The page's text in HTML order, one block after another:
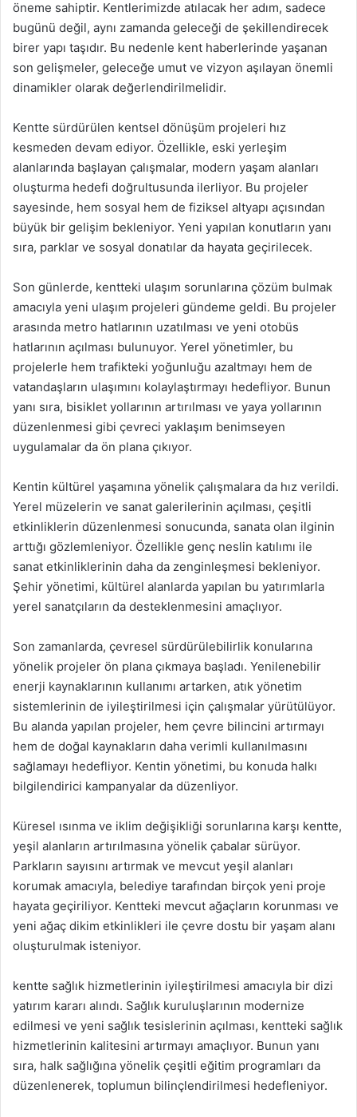
öneme sahiptir. Kentlerimizde atılacak her adım, sadece
bugünü değil, aynı zamanda geleceği de şekillendirecek
birer yapı taşıdır. Bu nedenle kent haberlerinde yaşanan
son gelişmeler, geleceğe umut ve vizyon aşılayan önemli
dinamikler olarak değerlendirilmelidir.
Kentte sürdürülen kentsel dönüşüm projeleri hız
kesmeden devam ediyor. Özellikle, eski yerleşim
alanlarında başlayan çalışmalar, modern yaşam alanları
oluşturma hedefi doğrultusunda ilerliyor. Bu projeler
sayesinde, hem sosyal hem de fiziksel altyapı açısından
büyük bir gelişim bekleniyor. Yeni yapılan konutların yanı
sıra, parklar ve sosyal donatılar da hayata geçirilecek.
Son günlerde, kentteki ulaşım sorunlarına çözüm bulmak
amacıyla yeni ulaşım projeleri gündeme geldi. Bu projeler
arasında metro hatlarının uzatılması ve yeni otobüs
hatlarının açılması bulunuyor. Yerel yönetimler, bu
projelerle hem trafikteki yoğunluğu azaltmayı hem de
vatandaşların ulaşımını kolaylaştırmayı hedefliyor. Bunun
yanı sıra, bisiklet yollarının artırılması ve yaya yollarının
düzenlenmesi gibi çevreci yaklaşım benimseyen
uygulamalar da ön plana çıkıyor.
Kentin kültürel yaşamına yönelik çalışmalara da hız verildi.
Yerel müzelerin ve sanat galerilerinin açılması, çeşitli
etkinliklerin düzenlenmesi sonucunda, sanata olan ilginin
arttığı gözlemleniyor. Özellikle genç neslin katılımı ile
sanat etkinliklerinin daha da zenginleşmesi bekleniyor.
Şehir yönetimi, kültürel alanlarda yapılan bu yatırımlarla
yerel sanatçıların da desteklenmesini amaçlıyor.
Son zamanlarda, çevresel sürdürülebilirlik konularına
yönelik projeler ön plana çıkmaya başladı. Yenilenebilir
enerji kaynaklarının kullanımı artarken, atık yönetim
sistemlerinin de iyileştirilmesi için çalışmalar yürütülüyor.
Bu alanda yapılan projeler, hem çevre bilincini artırmayı
hem de doğal kaynakların daha verimli kullanılmasını
sağlamayı hedefliyor. Kentin yönetimi, bu konuda halkı
bilgilendirici kampanyalar da düzenliyor.
Küresel ısınma ve iklim değişikliği sorunlarına karşı kentte,
yeşil alanların artırılmasına yönelik çabalar sürüyor.
Parkların sayısını artırmak ve mevcut yeşil alanları
korumak amacıyla, belediye tarafından birçok yeni proje
hayata geçiriliyor. Kentteki mevcut ağaçların korunması ve
yeni ağaç dikim etkinlikleri ile çevre dostu bir yaşam alanı
oluşturulmak isteniyor.
kentte sağlık hizmetlerinin iyileştirilmesi amacıyla bir dizi
yatırım kararı alındı. Sağlık kuruluşlarının modernize
edilmesi ve yeni sağlık tesislerinin açılması, kentteki sağlık
hizmetlerinin kalitesini artırmayı amaçlıyor. Bunun yanı
sıra, halk sağlığına yönelik çeşitli eğitim programları da
düzenlenerek, toplumun bilinçlendirilmesi hedefleniyor.